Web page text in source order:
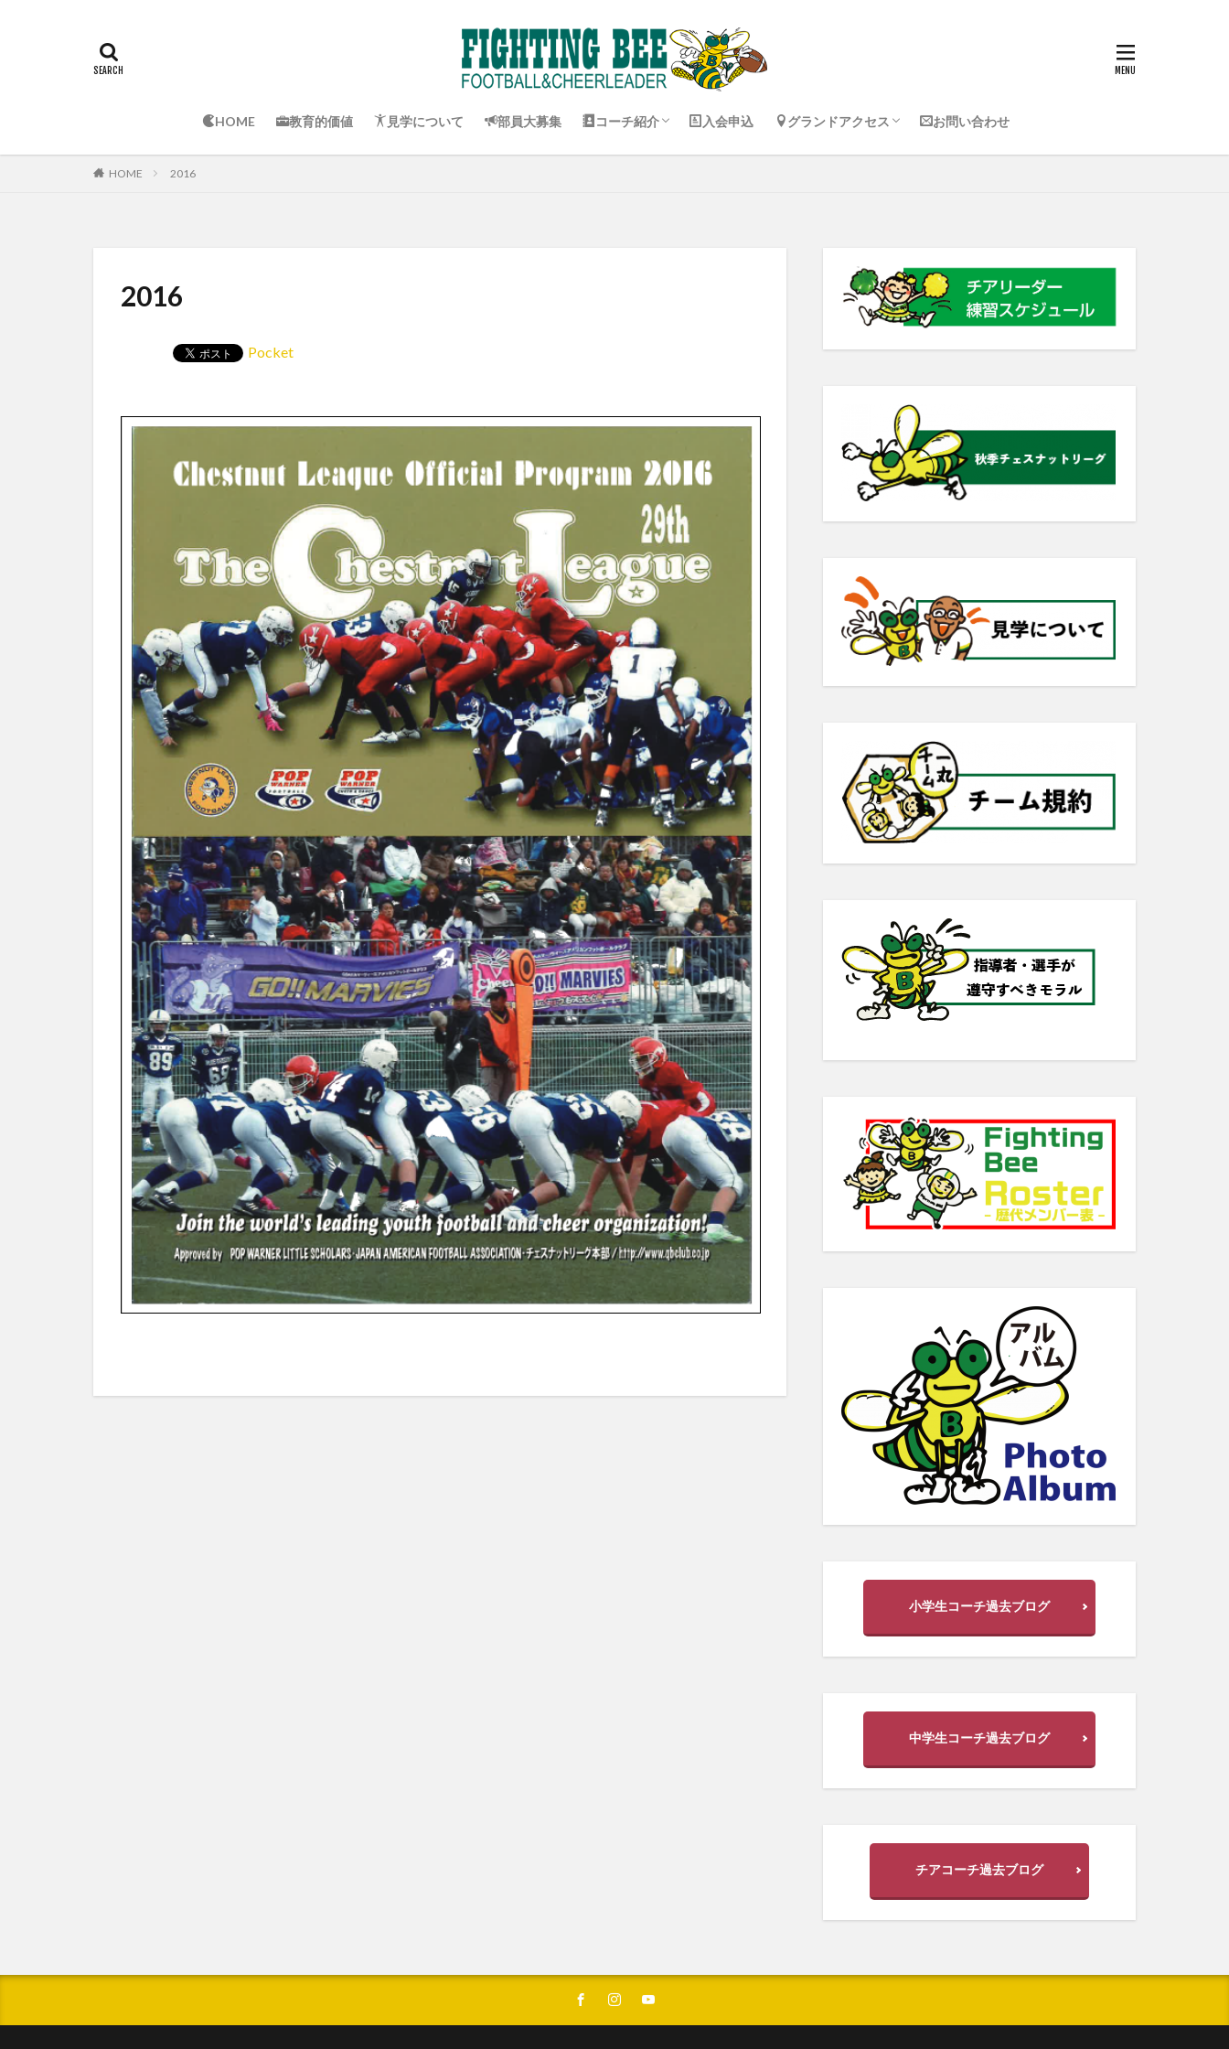
HOME 教育的価値 見学について 部員大募集 コーチ紹介
コーチ紹介 Jr. Pee Wee
コーチ紹介 Pee Wee
コーチ紹介 バンタム
コーチ紹介 チア
入会申込 グランドアクセス
試合使用会場
練習会場
お問い合わせ
HOME 2016
2016
Pocket
小学生コーチ過去ブログ
中学生コーチ過去ブログ
チアコーチ過去ブログ